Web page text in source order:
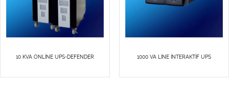
10 KVA ONLİNE UPS-DEFENDER 1000 VA LİNE İNTERAKTİF UPS